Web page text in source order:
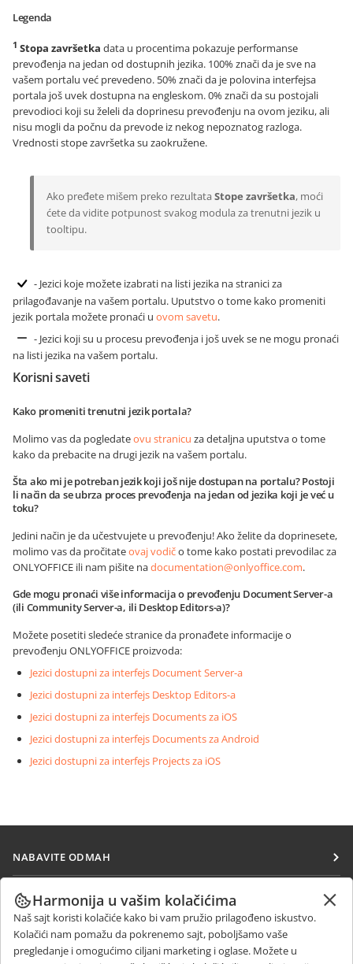
Legenda
1 Stopa završetka data u procentima pokazuje performanse
prevođenja na jedan od dostupnih jezika. 100% znači da je sve na
vašem portalu već prevedeno. 50% znači da je polovina interfejsa
portala još uvek dostupna na engleskom. 0% znači da su postojali
prevodioci koji su želeli da doprinesu prevođenju na ovom jeziku, ali
nisu mogli da počnu da prevode iz nekog nepoznatog razloga.
Vrednosti stope završetka su zaokružene.
Ako pređete mišem preko rezultata Stope završetka, moći
ćete da vidite potpunost svakog modula za trenutni jezik u
tooltipu.
- Jezici koje možete izabrati na listi jezika na stranici za
prilagođavanje na vašem portalu. Uputstvo o tome kako promeniti
jezik portala možete pronaći u ovom savetu.
- Jezici koji su u procesu prevođenja i još uvek se ne mogu pronaći
na listi jezika na vašem portalu.
Korisni saveti
Kako promeniti trenutni jezik portala?
Molimo vas da pogledateovu stranicu za detaljna uputstva o tome
kako da prebacite na drugi jezik na vašem portalu.
Šta ako mi je potreban jezik koji još nije dostupan na portalu? Postoji
li način da se ubrza proces prevođenja na jedan od jezika koji je već u
toku?
Jedini način je da učestvujete u prevođenju! Ako želite da doprinesete,
molimo vas da pročitateovaj vodičo tome kako postati prevodilac za
ONLYOFFICE ili nam pišite nadocumentation@onlyoffice.com.
Gde mogu pronaći više informacija o prevođenju Document Server-a
(ili Community Server-a, ili Desktop Editors-a)?
Možete posetiti sledeće stranice da pronađete informacije o
prevođenju ONLYOFFICE proizvoda:
Jezici dostupni za interfejs Document Server-a
Jezici dostupni za interfejs Desktop Editors-a
Jezici dostupni za interfejs Documents za iOS
Jezici dostupni za interfejs Documents za Android
Jezici dostupni za interfejs Projects za iOS
NABAVITE ODMAH
Docs
DocSpace
Workspace
SARAĐUJTE
Za doprinosioce
Za prevodioce
PRIMAJTE VESTI
Blog
Harmonija u vašim kolačićima
Naš sajt koristi kolačiće kako bi vam pružio prilagođeno iskustvo.
Kolačići nam pomažu da pokrenemo sajt, poboljšamo vaše
pregledanje i omogućimo ciljani marketing i oglase. Možete u